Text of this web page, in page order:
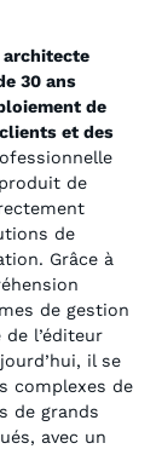
architecte
30 ans
de
et des
de
de
Grâce à
de gestion
l’éditeur
il se
complexes de
de grands
avec un